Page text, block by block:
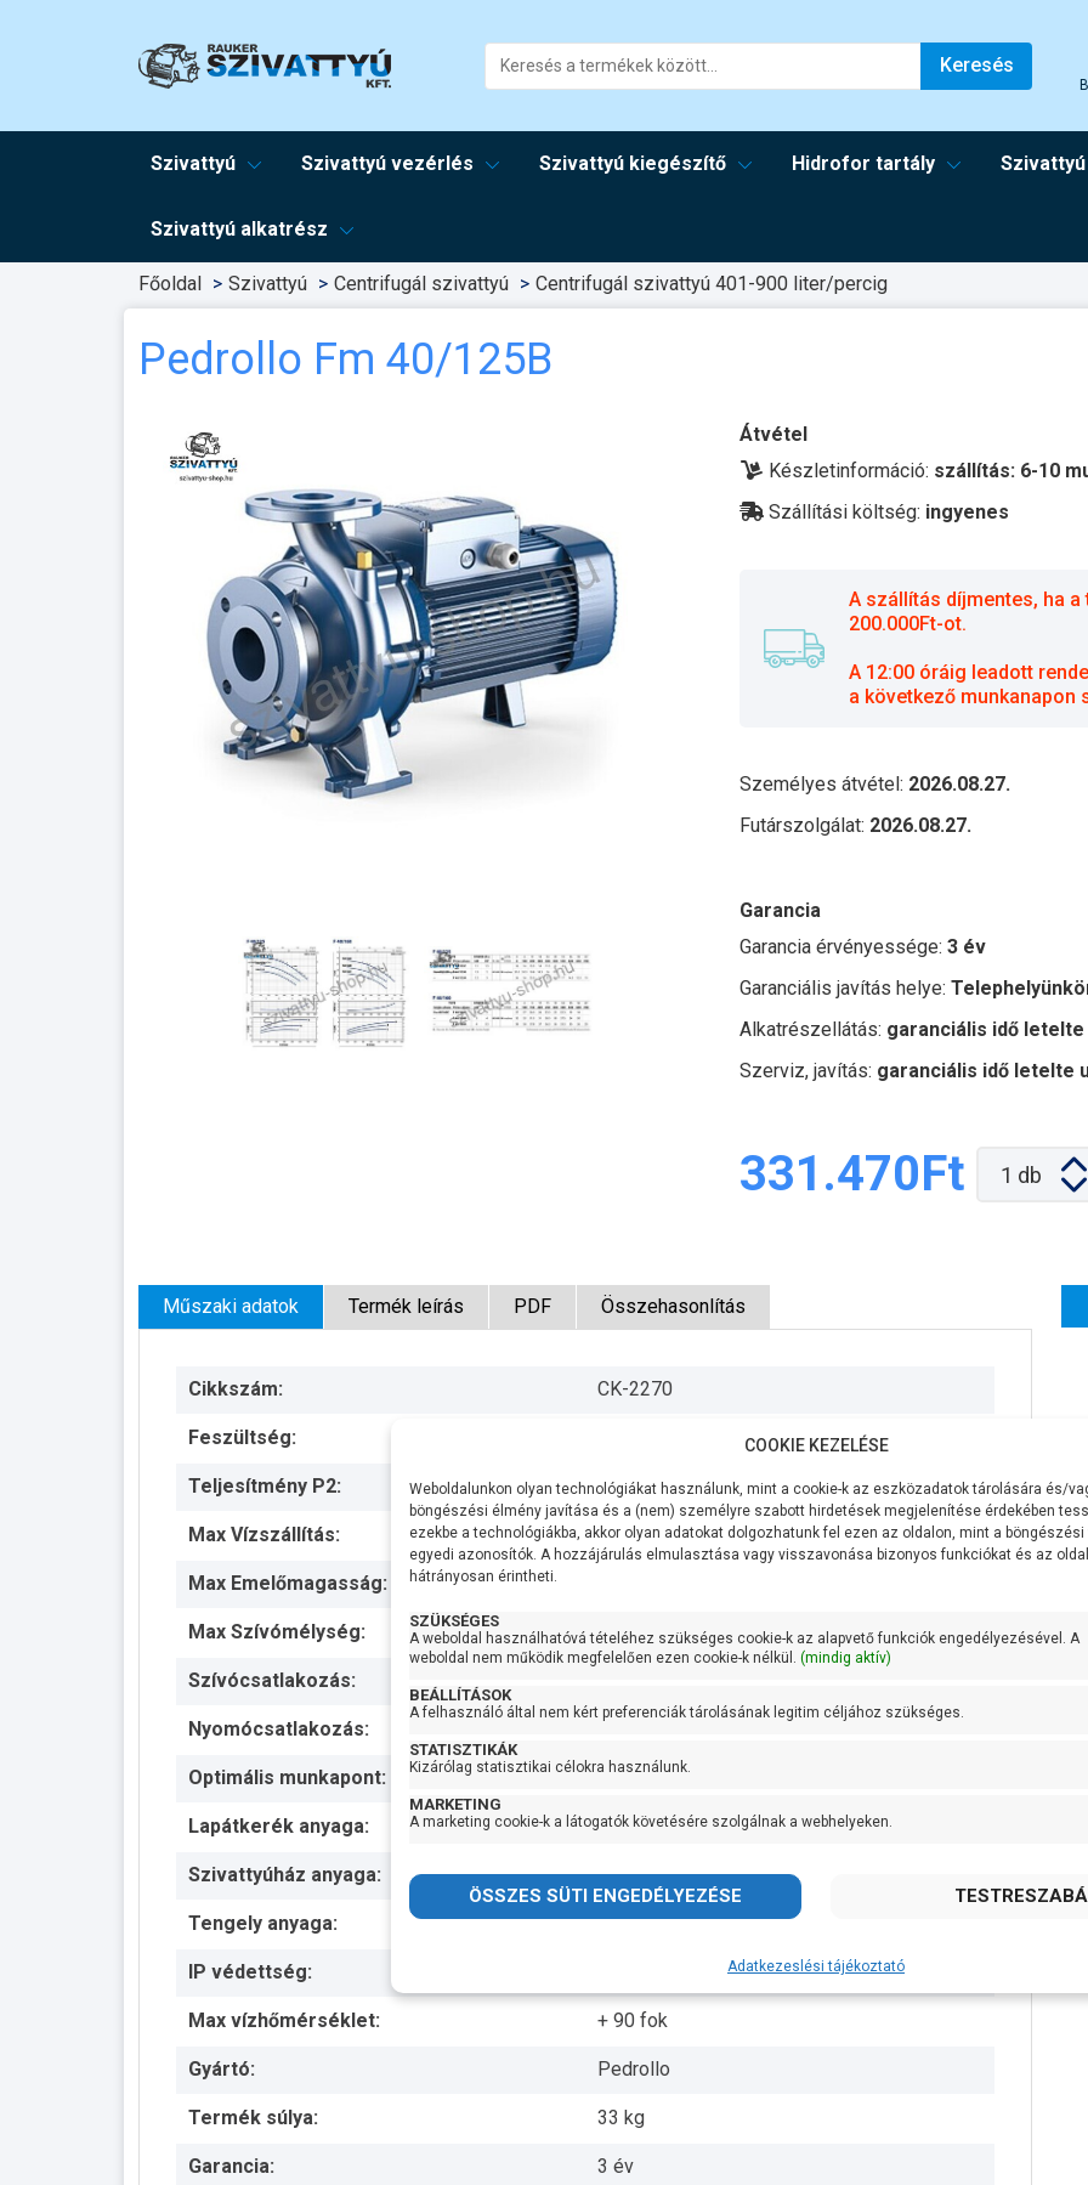
Keresés
Szivattyú Szivattyú vezérlés Szivattyú kiegészítő Hidrofor tartály
Szivattyú alkatrész
Főoldal Szivattyú Centrifugál szivattyú Centrifugál szivattyú 401-900 liter/percig
Pedrollo Fm 40/125B
Átvétel
Készletinformáció: szállítás: 6-10
Szállítási költség: ingyenes
A szállítás díjmentes, ha
200.000Ft-ot.
A 12:00 óráig leadott
a következő munkanapon
Személyes átvétel: 2026.08.27.
Futárszolgálat: 2026.08.27.
Garancia
Garancia érvényessége: 3 év
Garanciális javítás helye:
Alkatrészellátás: garanciális idő letelte
Szerviz, javítás: garanciális idő letelte
331.470Ft 1 db
Műszaki adatok Termék leírás PDF Összehasonlítás
Cikkszám: CK-2270
Feszültség:
Teljesítmény P2: 1500W
Max Vízszállítás: 600 liter/perc
Max Emelőmagasság:
Max Szívómélység: 7 méter
Szívócsatlakozás:
Nyomócsatlakozás: DN 40
Optimális munkapont: 12,8 méteren 500 liter/perc
Lapátkerék anyaga: Rézötvözet
Szivattyúház anyaga: Öntvény
Tengely anyaga: AISI 431 rozsdamentes acél
IP védettség:
Max vízhőmérséklet: + 90 fok
Gyártó: Pedrollo
Termék súlya: 33 kg
Garancia: 3 év
COOKIE KEZELÉSE
Weboldalunkon olyan technológiákat használunk, mint a cookie-k az eszközadatok tárolására és/
böngészési élmény javítása és a (nem) személyre szabott hirdetések megjelenítése érdekében
ezekbe a technológiákba, akkor olyan adatokat dolgozhatunk fel ezen az oldalon, mint a
egyedi azonosítók. A hozzájárulás elmulasztása vagy visszavonása bizonyos funkciókat és az
hátrányosan érintheti.
SZÜKSÉGES
A weboldal használhatóvá tételéhez szükséges cookie-k az alapvető funkciók engedélyezésével. A
weboldal nem működik megfelelően ezen cookie-k nélkül. (mindig aktív)
BEÁLLÍTÁSOK
A felhasználó által nem kért preferenciák tárolásának legitim céljához szükséges.
STATISZTIKÁK
Kizárólag statisztikai célokra használunk.
MARKETING
A marketing cookie-k a látogatók követésére szolgálnak a webhelyeken.
Adatkezeslési tájékoztató